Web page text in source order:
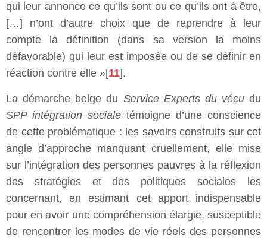
qui leur annonce ce qu’ils sont ou ce qu’ils ont à être,
[…] n’ont d’autre choix que de reprendre à leur
compte la définition (dans sa version la moins
défavorable) qui leur est imposée ou de se définir en
réaction contre elle »[11].
La démarche belge du Service Experts du vécudu
SPP intégration sociale témoigne d’une conscience
de cette problématique : les savoirs construits sur cet
angle d’approche manquant cruellement, elle mise
sur l’intégration des personnes pauvres à la réflexion
des stratégies et des politiques sociales les
concernant, en estimant cet apport indispensable
pour en avoir une compréhension élargie, susceptible
de rencontrer les modes de vie réels des personnes